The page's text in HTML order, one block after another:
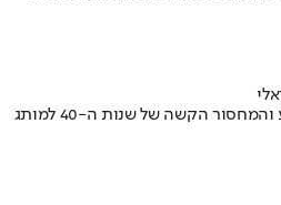
איך אסם הפכה את תקופת הצנע והמחסור הקשה של שנות ה-40 למותג